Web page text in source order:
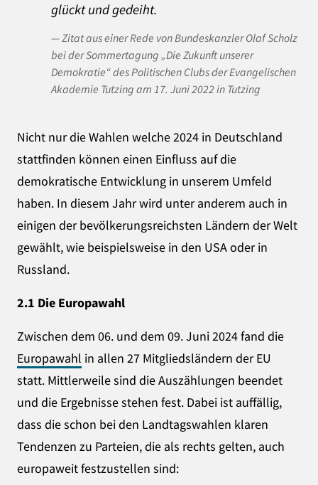
glückt und gedeiht.
Zitat aus einer Rede von Bundeskanzler Olaf Scholz
bei der Sommertagung „Die Zukunft unserer
Demokratie“ des Politischen Clubs der Evangelischen
Akademie Tutzing am 17. Juni 2022 in Tutzing
Nicht nur die Wahlen welche 2024 in Deutschland
stattfinden können einen Einfluss auf die
demokratische Entwicklung in unserem Umfeld
haben. In diesem Jahr wird unter anderem auch in
einigen der bevölkerungsreichsten Ländern der Welt
gewählt, wie beispielsweise in den USA oder in
Russland.
2.1 Die Europawahl
Zwischen dem 06. und dem 09. Juni 2024 fand die
Europawahl in allen 27 Mitgliedsländern der EU
statt. Mittlerweile sind die Auszählungen beendet
und die Ergebnisse stehen fest. Dabei ist auffällig,
dass die schon bei den Landtagswahlen klaren
Tendenzen zu Parteien, die als rechts gelten, auch
europaweit festzustellen sind: